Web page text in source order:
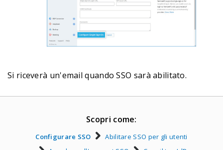
Si riceverà un'email quando SSO sarà abilitato.
Scopri come:
Configurare SSO
Abilitare SSO per gli utenti